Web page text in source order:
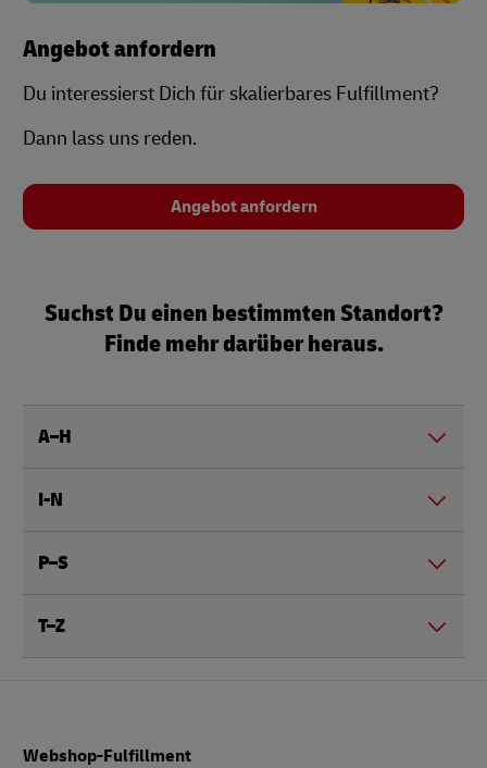
Angebot anfordern
Du interessierst Dich für skalierbares Fulfillment?
Dann lass uns reden.
Angebot anfordern
Suchst Du einen bestimmten Standort?
Finde mehr darüber heraus.
A–H
I-N
P–S
T–Z
Webshop-Fulfillment